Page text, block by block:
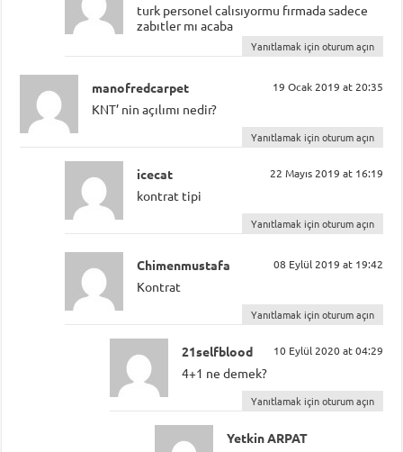
turk personel calısıyormu fırmada sadece
zabıtler mı acaba
Yanıtlamak için oturum açın
manofredcarpet 19 Ocak 2019 at 20:35
KNT’ nin açılımı nedir?
Yanıtlamak için oturum açın
icecat 22 Mayıs 2019 at 16:19
kontrat tipi
Yanıtlamak için oturum açın
Chimenmustafa 08 Eylül 2019 at 19:42
Kontrat
Yanıtlamak için oturum açın
21selfblood 10 Eylül 2020 at 04:29
4+1 ne demek?
Yanıtlamak için oturum açın
Yetkin ARPAT